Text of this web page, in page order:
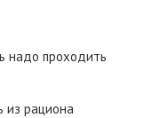
надо проходить
из рациона